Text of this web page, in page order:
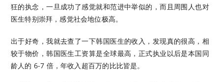
狂的执念，一旦成功了感觉就和范进中举似的，而且周围人也对
医生特别崇拜，感觉社会地位极高。
出于好奇，我就去查了一下韩国医生的收入，发现真的很高，相
较于物价，韩国医生工资算是全球最高，正式执业以后是本国同
龄人的 6-7 倍，年收入超百万的比比皆是。